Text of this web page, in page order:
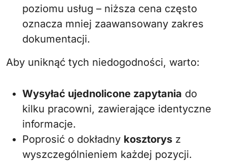
poziomu usług – niższa cena często
oznacza mniej zaawansowany zakres
dokumentacji.
Aby uniknąć tych niedogodności, warto:
Wysyłać ujednolicone zapytania do
kilku pracowni, zawierające identyczne
informacje.
Poprosić o dokładny kosztorys z
wyszczególnieniem każdej pozycji.